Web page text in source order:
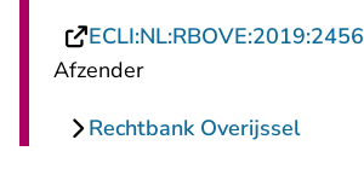
ECLI:NL:RBOVE:2019:2456
Afzender
Rechtbank Overijssel